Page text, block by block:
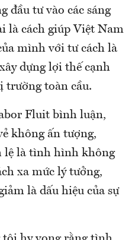
đầu tư vào các sáng
là cách giúp Việt Nam
mình với tư cách là
dựng lợi thế cạnh
trường toàn cầu.
Fluit bình luận,
không ấn tượng,
lệ là tình hình không
xa mức lý tưởng,
là dấu hiệu của sự